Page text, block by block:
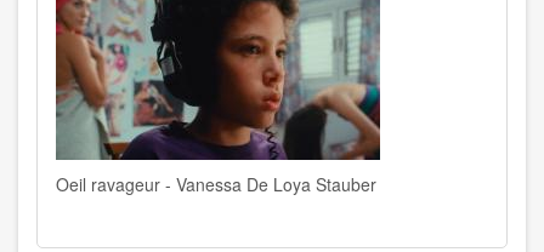
Oeil ravageur - Vanessa De Loya Stauber